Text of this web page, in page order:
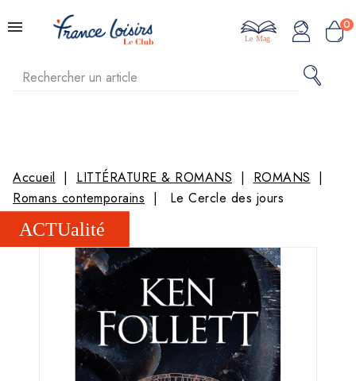
0
Le Mag
Accueil LITTÉRATURE & ROMANS
ROMANS
Romans contemporains
Le Cercle des jours